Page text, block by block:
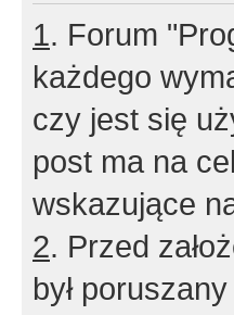
1. Forum
każdego
czy jest się
post ma na
wskazujące
2. Przed
był